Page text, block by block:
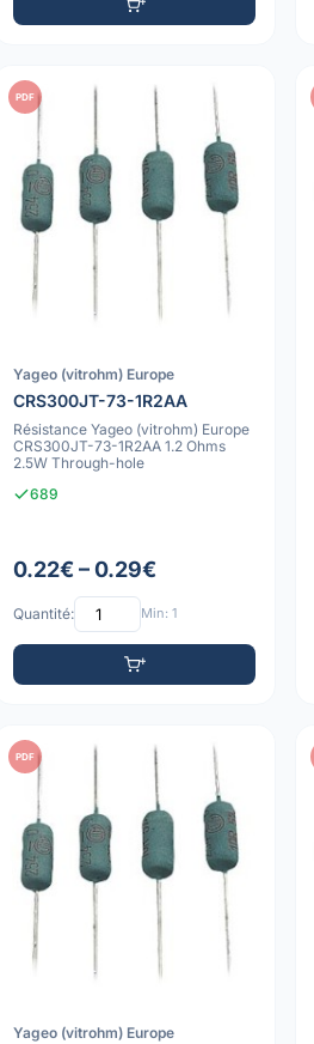
PDF
Yageo (vitrohm) Europe
CRS300JT-73-1R2AA
Résistance Yageo (vitrohm) Europe
CRS300JT-73-1R2AA 1.2 Ohms
2.5W Through-hole
689
0.22€ – 0.29€
Quantité: Min: 1
PDF
Yageo (vitrohm) Europe